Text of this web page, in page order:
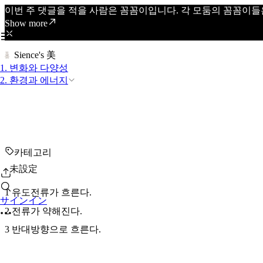
이번 주 댓글을 적을 사람은 꼼꼼이입니다. 각 모둠의 꼼꼼이
Show more
Sience's 美
1. 변화와 다양성
2. 환경과 에너지
サインイン
카테고리
未設定
1 유도전류가 흐른다.
2 전류가 약해진다.
3 반대방향으로 흐른다.